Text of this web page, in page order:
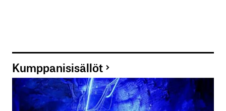
Kumppanisisällöt